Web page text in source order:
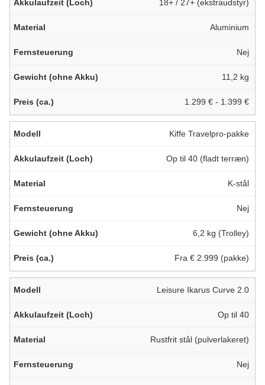
18+ / 27+ (ekstraudstyr)
Aluminium
Nej
11,2 kg
1.299 € - 1.399 €
Kiffe Travelpro-pakke
Op til 40 (fladt terræn)
K-stål
Nej
6,2 kg (Trolley)
Fra € 2.999 (pakke)
Leisure Ikarus Curve 2.0
Op til 40
Rustfrit stål (pulverlakeret)
Nej